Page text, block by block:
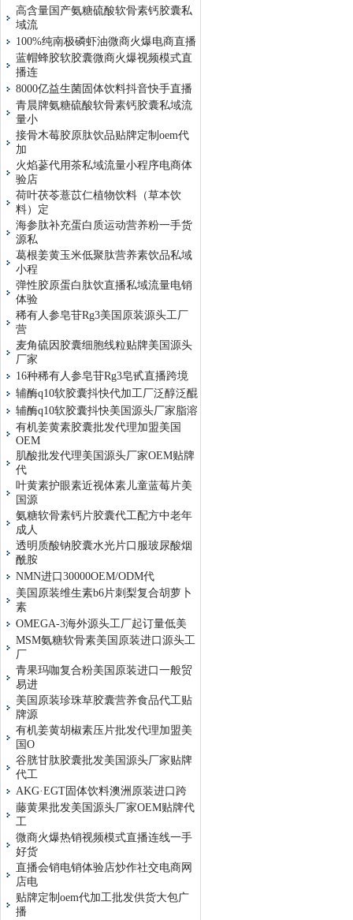
高含量国产氨糖硫酸软骨素钙胶囊私
域流
100%纯南极磷虾油微商火爆电商直播
蓝帽蜂胶软胶囊微商火爆视频模式直
播连
8000亿益生菌固体饮料抖音快手直播
青晨牌氨糖硫酸软骨素钙胶囊私域流
量小
接骨木莓胶原肽饮品贴牌定制oem代
加
火焰蔘代用茶私域流量小程序电商体
验店
荷叶茯苓薏苡仁植物饮料（草本饮
料）定
海参肽补充蛋白质运动营养粉一手货
源私
葛根姜黄玉米低聚肽营养素饮品私域
小程
弹性胶原蛋白肽饮直播私域流量电销
体验
稀有人参皂苷Rg3美国原装源头工厂
营
麦角硫因胶囊细胞线粒贴牌美国源头
厂家
16种稀有人参皂苷Rg3皂甙直播跨境
辅酶q10软胶囊抖快代加工厂泛醇泛醌
辅酶q10软胶囊抖快美国源头厂家脂溶
有机姜黄素胶囊批发代理加盟美国
OEM
肌酸批发代理美国源头厂家OEM贴牌
代
叶黄素护眼素近视体素儿童蓝莓片美
国源
氨糖软骨素钙片胶囊代工配方中老年
成人
透明质酸钠胶囊水光片口服玻尿酸烟
酰胺
NMN进口30000OEM/ODM代
美国原装维生素b6片刺梨复合胡萝卜
素
OMEGA-3海外源头工厂起订量低美
MSM氨糖软骨素美国原装进口源头工
厂
青果玛咖复合粉美国原装进口一般贸
易进
美国原装珍珠草胶囊营养食品代工贴
牌源
有机姜黄胡椒素压片批发代理加盟美
国O
谷胱甘肽胶囊批发美国源头厂家贴牌
代工
AKG·EGT固体饮料澳洲原装进口跨
藤黄果批发美国源头厂家OEM贴牌代
工
微商火爆热销视频模式直播连线一手
好货
直播会销电销体验店炒作社交电商网
店电
贴牌定制oem代加工批发供货大包广
播